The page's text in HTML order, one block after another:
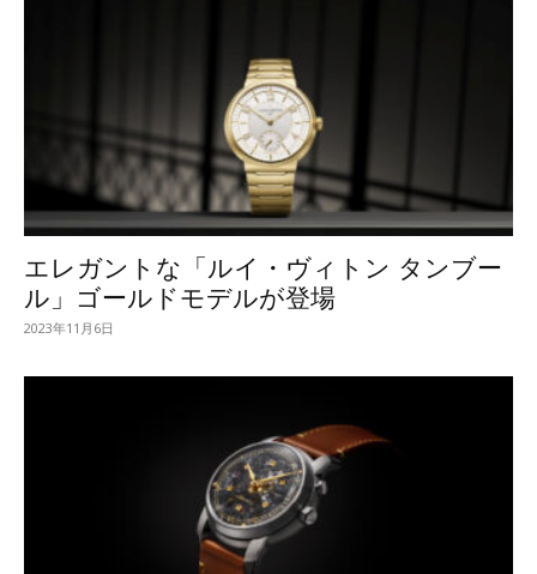
エレガントな「ルイ・ヴィトン タンブー
ル」ゴールドモデルが登場
2023年11月6日